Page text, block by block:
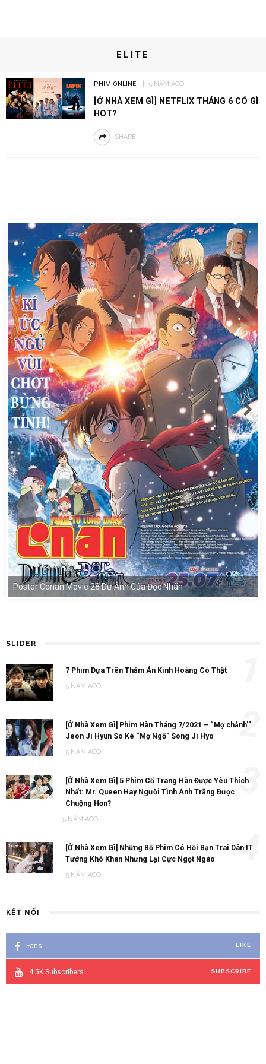
ELITE
PHIM ONLINE 5 NĂM AGO
[Ở NHÀ XEM GÌ] NETFLIX THÁNG 6 CÓ GÌ
HOT?
SHARE
Poster Conan Movie 28 Dư Ảnh Của Độc Nhãn
SLIDER
7 Phim Dựa Trên Thảm Án Kinh Hoàng Có Thật
5 NĂM AGO
[Ở Nhà Xem Gì] Phim Hàn Tháng 7/2021 – “Mợ chảnh'”
Jeon Ji Hyun So Kè “Mợ Ngố” Song Ji Hyo
5 NĂM AGO
2
[Ở Nhà Xem Gì] 5 Phim Cổ Trang Hàn Được Yêu Thích
Nhất: Mr. Queen Hay Người Tình Ánh Trăng Được
Chuộng Hơn?
5 NĂM AGO
3
[Ở Nhà Xem Gì] Những Bộ Phim Có Hội Bạn Trai Dân IT
Tưởng Khô Khan Nhưng Lại Cực Ngọt Ngào
5 NĂM AGO
4
KẾT NỐI
Fans LIKE
4.5K Subscribers SUBSCRIBE